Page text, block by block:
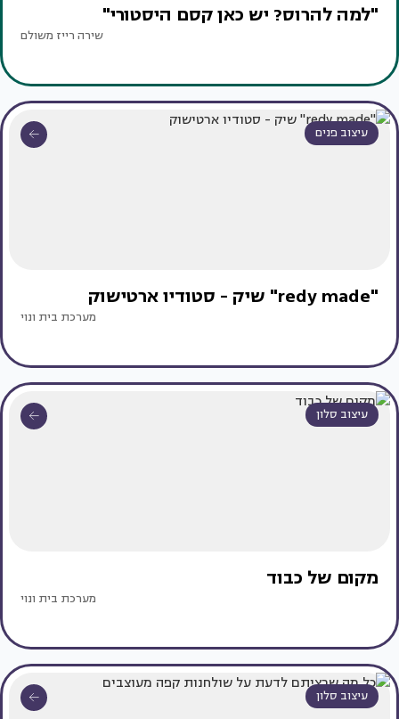
"למה להרוס? יש כאן קסם היסטורי"
שירה רייז משולם
עיצוב פנים
"redy made" שיק - סטודיו ארטישוק
מערכת בית ונוי
עיצוב סלון
מקום של כבוד
מערכת בית ונוי
עיצוב סלון